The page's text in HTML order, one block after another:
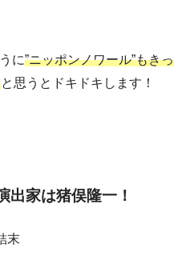
に”ニッポンノワール”もきっ
と思うとドキドキします！
出家は猪俣隆一！